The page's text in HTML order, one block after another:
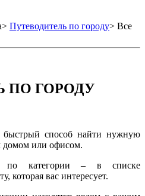
> Путеводитель по городу> Все
ПО ГОРОДУ
способ найти нужную
домом или офисом.
по категории – в списке
которая вас интересует.